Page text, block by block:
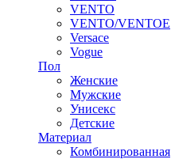
VENTO
VENTO/VENTOE
Versace
Vogue
Пол
Женские
Мужские
Унисекс
Детские
Материал
Комбинированная